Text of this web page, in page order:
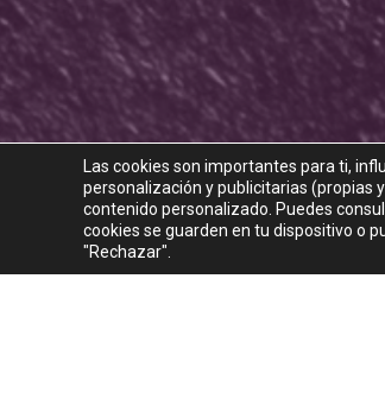
Las cookies son importantes para ti,
personalización y publicitarias (propias
contenido personalizado. Puedes
cookies se guarden en tu dispositivo o
"Rechazar".